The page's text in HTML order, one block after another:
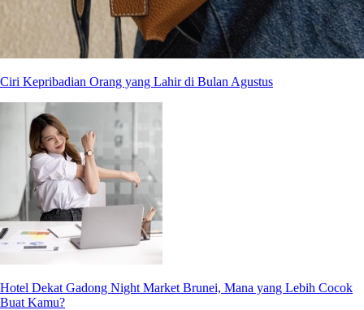
Ciri Kepribadian Orang yang Lahir di Bulan Agustus
Hotel Dekat Gadong Night Market Brunei, Mana yang Lebih Cocok
Buat Kamu?